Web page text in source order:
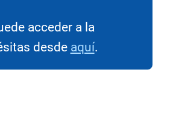
acceder a la
desde aquí.